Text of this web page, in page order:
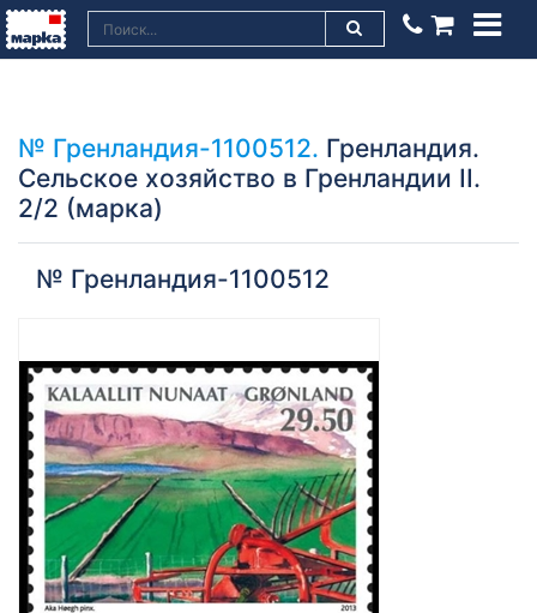
№ Гренландия-1100512. Гренландия.
Сельское хозяйство в Гренландии II.
2/2 (марка)
№ Гренландия-1100512